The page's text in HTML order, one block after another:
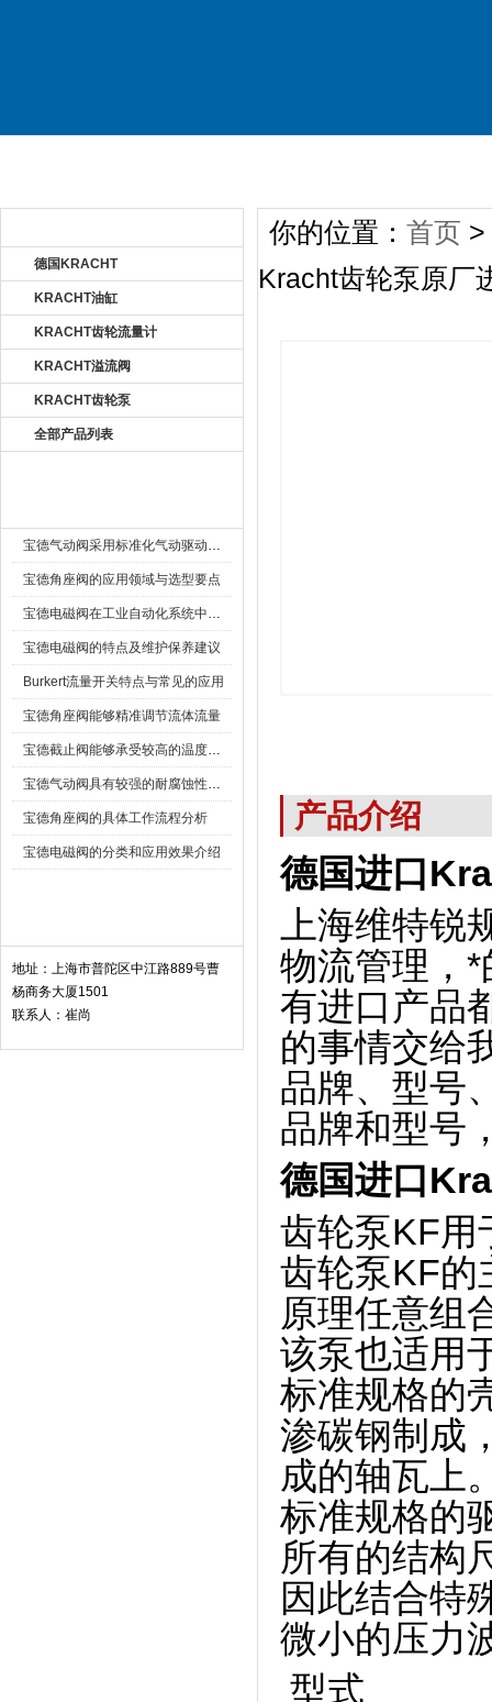
德国KRACHT
KRACHT油缸
KRACHT齿轮流量计
KRACHT溢流阀
KRACHT齿轮泵
全部产品列表
宝德气动阀采用标准化气动驱动设计，可匹配各类工业气源工况
宝德角座阀的应用领域与选型要点
宝德电磁阀在工业自动化系统中的作用
宝德电磁阀的特点及维护保养建议
Burkert流量开关特点与常见的应用
宝德角座阀能够精准调节流体流量
宝德截止阀能够承受较高的温度和压力
宝德气动阀具有较强的耐腐蚀性和抗震性
宝德角座阀的具体工作流程分析
宝德电磁阀的分类和应用效果介绍
地址：上海市普陀区中江路889号曹
杨商务大厦1501
联系人：崔尚
你的位置： 首页 >
Kracht齿轮泵原厂
产品介绍
德国进口
上海维特
物流管理，
有进口产品
的事情交给
品牌、型号
品牌和型号
德国进口
齿轮泵KF用
齿轮泵KF的
原理任意组
该泵也适用
标准规格的
渗碳钢制成
成的轴瓦上
标准规格的
所有的结构
因此结合特
微小的压力
型式